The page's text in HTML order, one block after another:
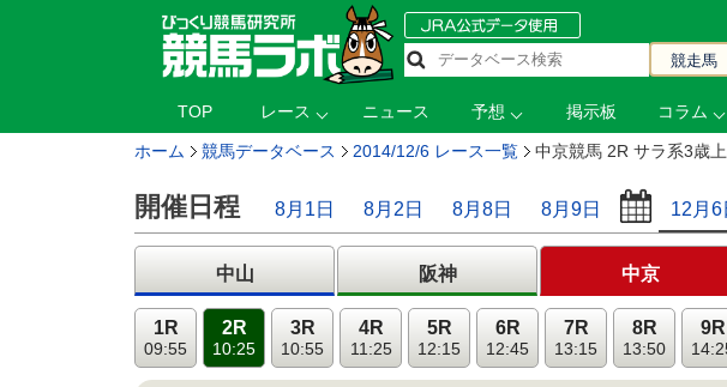
TOP レース ニュース 予想 掲示板 コラム
ホーム 競馬データベース 2014/12/6 レース一覧 中京競馬 2R サラ系3歳
開催日程 8月1日 8月2日 8月8日 8月9日 12月6
中山 阪神 中京
1R
09:55
2R
10:25
3R
10:55
4R
11:25
5R
12:15
6R
12:45
7R
13:15
8R
13:50
9R